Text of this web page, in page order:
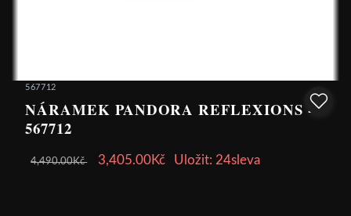
567712
NÁRAMEK PANDORA REFLEXIONS -
567712
4,490.00Kč 3,405.00Kč Uložit: 24sleva